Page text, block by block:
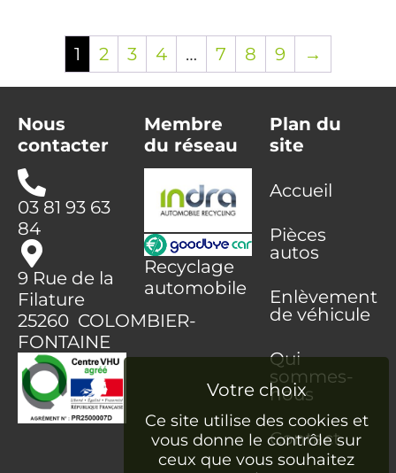
1 2 3 4 … 7 8 9 →
Nous
contacter
03 81 93 63
84
9 Rue de la
Filature
25260 COLOMBIER-
FONTAINE
Membre
du réseau
Recyclage
automobile
Plan du
site
Accueil
Pièces
autos
Enlèvement
de véhicule
Qui
sommes-
nous
Contact
Ce site utilise des cookies et
vous donne le contrôle sur
ceux que vous souhaitez